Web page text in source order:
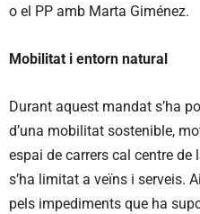
o el PP amb Marta Giménez.
Mobilitat i entorn natural
Durant aquest mandat s’ha
d’una mobilitat sostenible,
espai de carrers cal centre
s’ha limitat a veïns i serveis.
pels impediments que ha